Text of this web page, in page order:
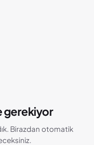
gerekiyor
Birazdan otomatik